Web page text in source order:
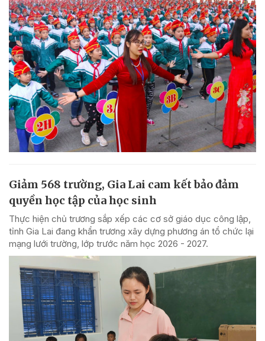
Giảm 568 trường, Gia Lai cam kết bảo đảm
quyền học tập của học sinh
Thực hiện chủ trương sắp xếp các cơ sở giáo dục công lập,
tỉnh Gia Lai đang khẩn trương xây dựng phương án tổ chức lại
mạng lưới trường, lớp trước năm học 2026 - 2027.